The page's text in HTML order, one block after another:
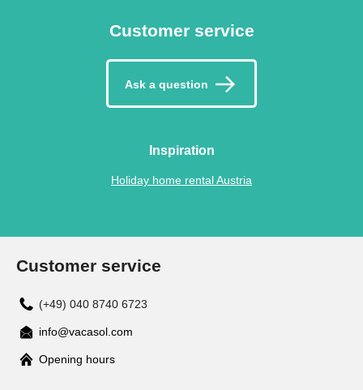
Customer service
Ask a question
Inspiration
Holiday home rental Austria
Customer service
(+49) 040 8740 6723
info@vacasol.com
Opening hours